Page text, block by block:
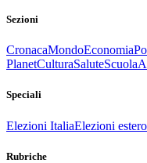
Sezioni
CronacaMondoEconomia
PlanetCulturaSaluteScuola
Speciali
Elezioni ItaliaElezioni estero
Rubriche